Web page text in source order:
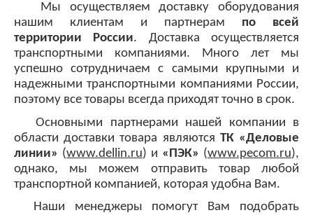
Мы осуществляем доставку оборудования
нашим клиентам и партнерам по
всей
территории России. Доставка осуществляется
транспортными компаниями. Много лет мы
успешно сотрудничаем с самыми крупными и
надежными транспортными компаниями России,
поэтому все товары всегда приходят точно в срок.
Основными партнерами нашей компании в
области доставки товара являются ТК «Деловые
линии» (www.dellin.ru) и «ПЭК» (www.pecom.ru),
однако, мы можем отправить товар любой
транспортной компанией, которая удобна Вам.
Наши менеджеры помогут Вам подобрать